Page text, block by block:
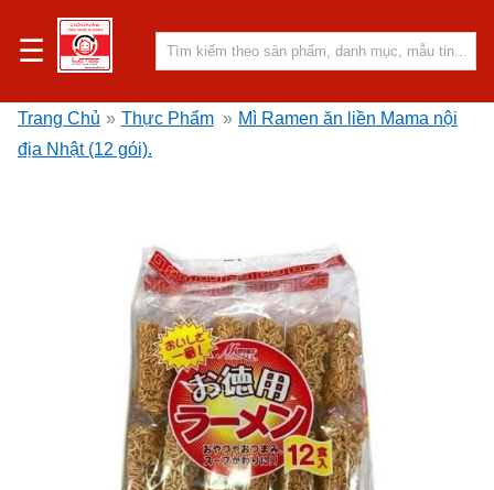
☰
Trang Chủ » Thực Phẩm » Mì Ramen ăn liền Mama nội
địa Nhật (12 gói).